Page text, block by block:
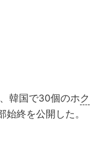
韓国で30個のホク
終を公開した。